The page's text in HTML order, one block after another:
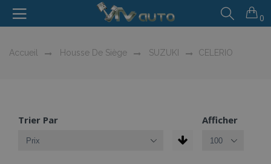
0
Accueil Housse De Siège SUZUKI CELERIO
Trier Par Afficher